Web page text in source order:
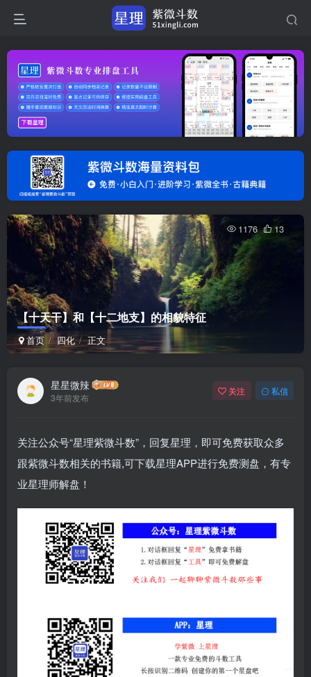
【十天干】和【十二地支】的相貌特征
首页 四化 正文
1176 13
星星微辣
3年前发布
关注 私信
关注公众号“星理紫微斗数”，回复星理，即可免费获取众多
跟紫微斗数相关的书籍,可下载星理APP进行免费测盘，有专
业星理师解盘！